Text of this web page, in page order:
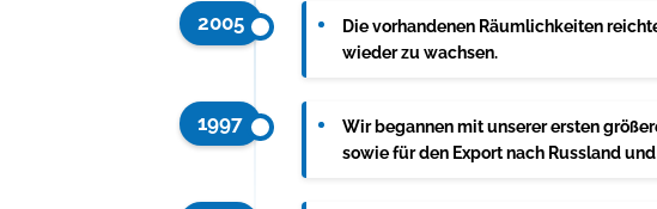
2005
Die vorhandenen Räumlichkeiten
wieder zu wachsen.
1997
Wir begannen mit unserer ersten
sowie für den Export nach Russland